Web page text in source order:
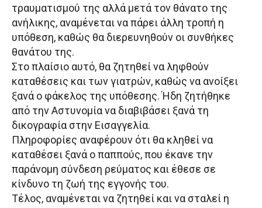
τραυματισμού της αλλά μετά τον θάνατο της
ανήλικης, αναμένεται να πάρει άλλη τροπή η
υπόθεση, καθώς θα διερευνηθούν οι συνθήκες
θανάτου της.
Στο πλαίσιο αυτό, θα ζητηθεί να ληφθούν
καταθέσεις και των γιατρών, καθώς να ανοίξει
ξανά ο φάκελος της υπόθεσης. Ήδη ζητήθηκε
από την Αστυνομία να διαβιβάσει ξανά τη
δικογραφία στην Εισαγγελία.
Πληροφορίες αναφέρουν ότι θα κληθεί να
καταθέσει ξανά ο παππούς, που έκανε την
παράνομη σύνδεση ρεύματος και έθεσε σε
κίνδυνο τη ζωή της εγγονής του.
Τέλος, αναμένεται να ζητηθεί και να σταλεί η